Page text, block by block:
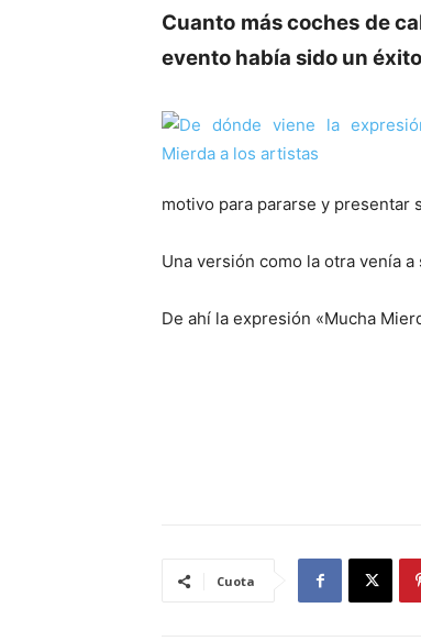
Cuanto más coches de
evento había sido un éxito
motivo para pararse y presentar
Una versión como la otra venía
De ahí la expresión «Mucha
Cuota